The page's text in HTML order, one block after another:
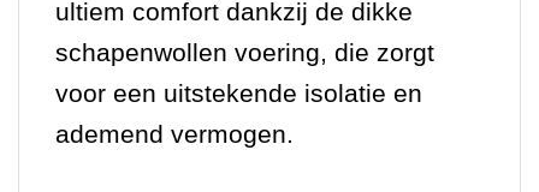
ultiem comfort dankzij de dikke
schapenwollen voering, die zorgt
voor een uitstekende isolatie en
ademend vermogen.